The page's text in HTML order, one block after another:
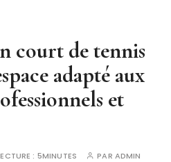
court de tennis
adapté aux
et
: 5MINUTES PAR ADMIN